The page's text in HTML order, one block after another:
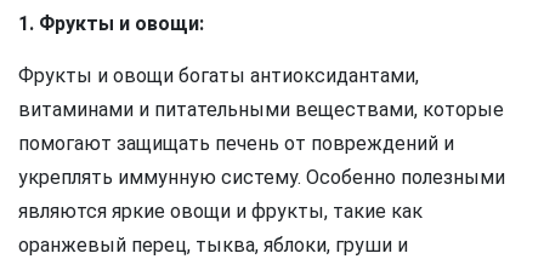
1. Фрукты и овощи:
Фрукты и овощи богаты антиоксидантами,
витаминами и питательными веществами, которые
помогают защищать печень от повреждений и
укреплять иммунную систему. Особенно полезными
являются яркие овощи и фрукты, такие как
оранжевый перец, тыква, яблоки, груши и